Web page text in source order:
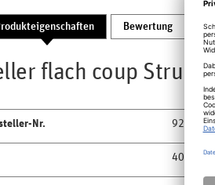
Bewertung
flach coup
Nr.